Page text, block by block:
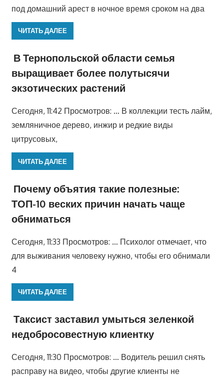
под домашний арест в ночное время сроком на два
ЧИТАТЬ ДАЛЕЕ
В Тернопольской области семья
выращивает более полутысячи
экзотических растений
Сегодня, 11:42 Просмотров: … В коллекции тесть лайм,
земляничное дерево, инжир и редкие виды
цитрусовых,
ЧИТАТЬ ДАЛЕЕ
Почему объятия такие полезные:
ТОП-10 веских причин начать чаще
обниматься
Сегодня, 11:33 Просмотров: … Психолог отмечает, что
для выживания человеку нужно, чтобы его обнимали
4
ЧИТАТЬ ДАЛЕЕ
Таксист заставил умыться зеленкой
недобросовестную клиентку
Сегодня, 11:30 Просмотров: … Водитель решил снять
расправу на видео, чтобы другие клиенты не